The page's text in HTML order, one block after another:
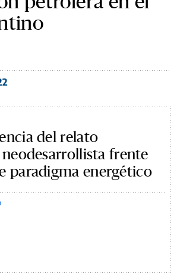
del relato
frente
paradigma energético